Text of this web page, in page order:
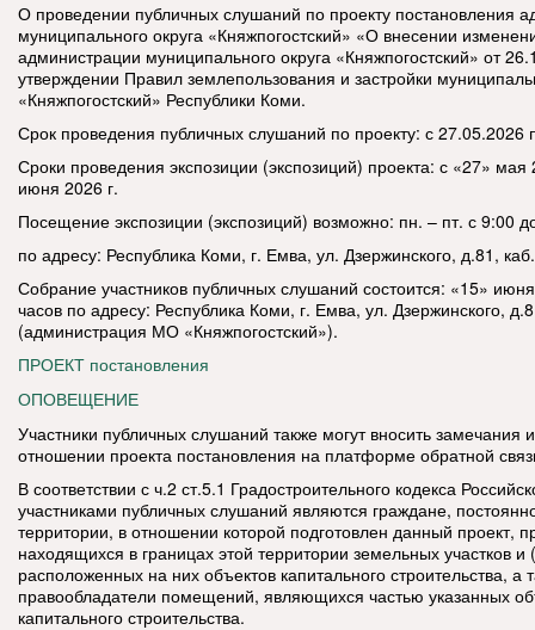
О проведении публичных слушаний по проекту постановления
муниципального округа «Княжпогостский» «О внесении
администрации муниципального округа «Княжпогостский» от
утверждении Правил землепользования и застройки
«Княжпогостский» Республики Коми.
Срок проведения публичных слушаний по проекту: с 27.05.2026
Сроки проведения экспозиции (экспозиций) проекта: с «27» мая
июня 2026 г.
Посещение экспозиции (экспозиций) возможно: пн. – пт. с 9:00
по адресу: Республика Коми, г. Емва, ул. Дзержинского, д.81,
Собрание участников публичных слушаний состоится: «15»
часов по адресу: Республика Коми, г. Емва, ул. Дзержинского,
(администрация МО «Княжпогостский»).
ПРОЕКТ постановления
ОПОВЕЩЕНИЕ
Участники публичных слушаний также могут вносить замечания
отношении проекта постановления на платформе обратной
В соответствии с ч.2 ст.5.1 Градостроительного кодекса
участниками публичных слушаний являются граждане,
территории, в отношении которой подготовлен данный проект,
находящихся в границах этой территории земельных участков и
расположенных на них объектов капитального строительства, а
правообладатели помещений, являющихся частью указанных
капитального строительства.